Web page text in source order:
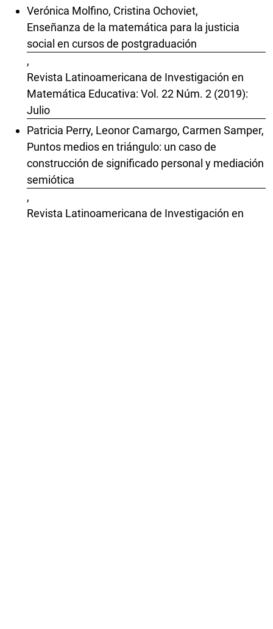
Verónica Molfino, Cristina Ochoviet,
Enseñanza de la matemática para la justicia
social en cursos de postgraduación
,
Revista Latinoamericana de Investigación en
Matemática Educativa: Vol. 22 Núm. 2 (2019):
Julio
Patricia Perry, Leonor Camargo, Carmen Samper,
Puntos medios en triángulo: un caso de
construcción de significado personal y mediación
semiótica
,
Revista Latinoamericana de Investigación en